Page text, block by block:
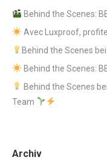
Behind the Scenes:
Avec Luxproof,
Behind the Scenes
Behind the Scenes:
Behind the Scenes
Team
Archiv